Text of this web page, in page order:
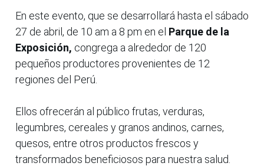
En este evento, que se desarrollará hasta el sábado
27 de abril, de 10 am a 8 pm en el Parque de la
Exposición, congrega a alrededor de 120
pequeños productores provenientes de 12
regiones del Perú.
Ellos ofrecerán al público frutas, verduras,
legumbres, cereales y granos andinos, carnes,
quesos, entre otros productos frescos y
transformados beneficiosos para nuestra salud.